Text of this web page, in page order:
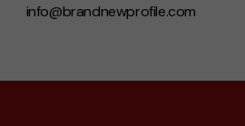
info@brandnewprofile.com